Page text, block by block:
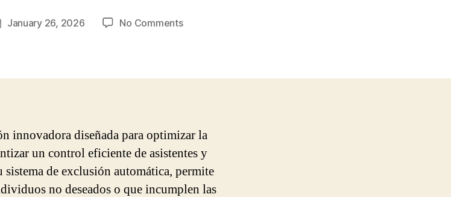
January 26, 2026 No Commentson
herramientas
innovadora diseñada para optimizar la
un control eficiente de asistentes y
sistema de exclusión automática, permite
no deseados o que incumplen las